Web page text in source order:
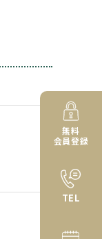
無料
会員登録
TEL